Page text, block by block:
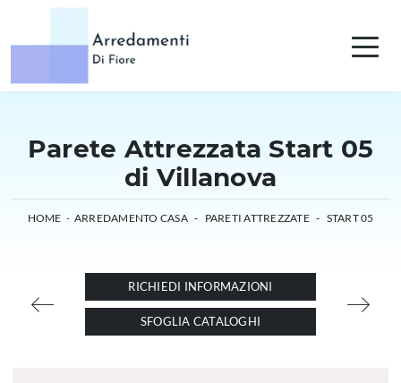
Parete Attrezzata Start 05
di Villanova
HOME - ARREDAMENTO CASA - PARETI ATTREZZATE - START 05
RICHIEDI INFORMAZIONI
SFOGLIA CATALOGHI